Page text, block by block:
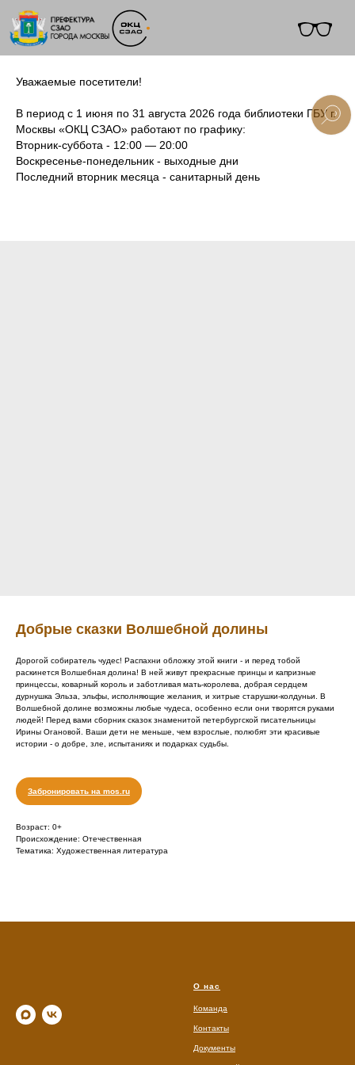
+7 (495) 495-91-10
Уважаемые посетители!
В период с 1 июня по 31 августа 2026 года библиотеки ГБУ г.
Москвы «ОКЦ СЗАО» работают по графику:
Вторник-суббота - 12:00 — 20:00
Воскресенье-понедельник - выходные дни
Последний вторник месяца - санитарный день
Добрые сказки Волшебной долины
Дорогой собиратель чудес! Распахни обложку этой книги - и перед тобой
раскинется Волшебная долина! В ней живут прекрасные принцы и капризные
принцессы, коварный король и заботливая мать-королева, добрая сердцем
дурнушка Эльза, эльфы, исполняющие желания, и хитрые старушки-колдуньи. В
Волшебной долине возможны любые чудеса, особенно если они творятся руками
людей! Перед вами сборник сказок знаменитой петербургской писательницы
Ирины Огановой. Ваши дети не меньше, чем взрослые, полюбят эти красивые
истории - о добре, зле, испытаниях и подарках судьбы.
Забронировать на mos.ru
Возраст: 0+
Происхождение: Отечественная
Тематика: Художественная литература
О нас
Команда
Контакты
Документы